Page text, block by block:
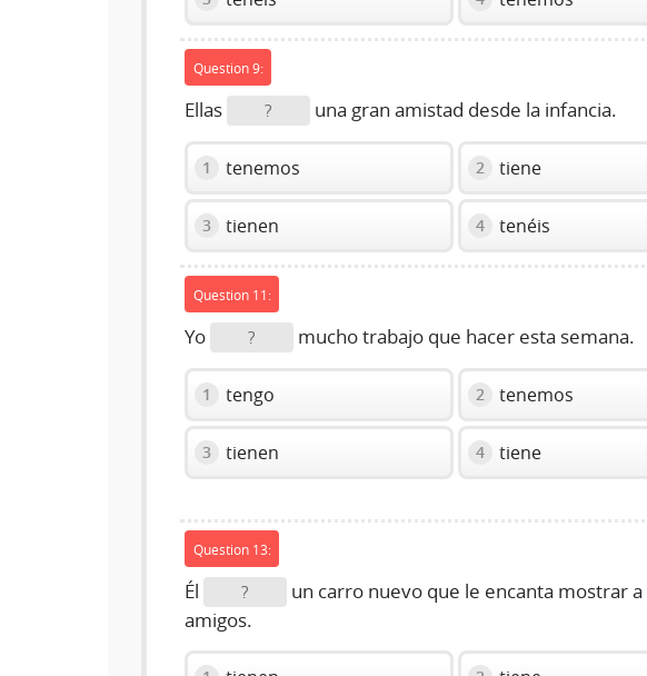
Question 9:
Ellas ? una gran amistad desde la infancia.
1 tenemos 2 tiene
3 tienen 4 tenéis
Question 11:
Yo ? mucho trabajo que hacer esta semana.
1 tengo 2 tenemos
3 tienen 4 tiene
Question 13:
Él ?
un carro nuevo que le encanta mostrar a
amigos.